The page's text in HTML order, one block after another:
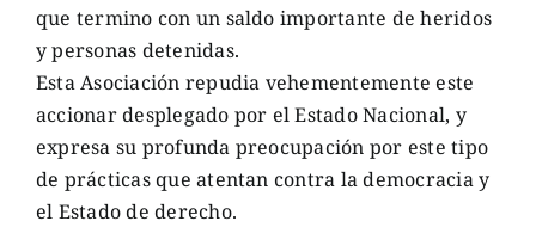
que termino con un saldo importante de heridos
y personas detenidas.
Esta Asociación repudia vehementemente este
accionar desplegado por el Estado Nacional, y
expresa su profunda preocupación por este tipo
de prácticas que atentan contra la democracia y
el Estado de derecho.